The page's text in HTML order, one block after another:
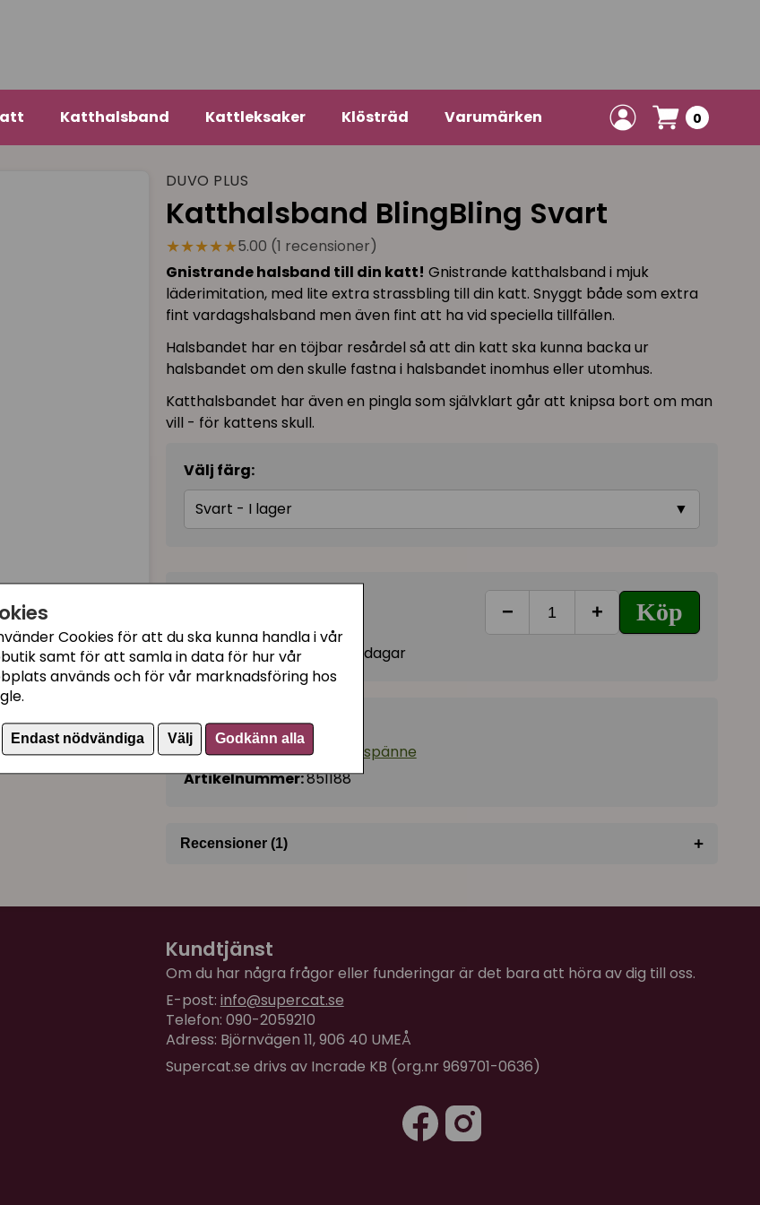
Cookies för att du ska kunna handla i vår
samt för att samla in data för hur vår
används och för vår marknadsföring hos
Endast nödvändiga Välj Godkänn alla
Katthalsband Kattleksaker Klösträd Varumärken 0
DUVO PLUS
Katthalsband BlingBling Svart
★★★★★5.00 (1 recensioner)
Gnistrande halsband till din katt! Gnistrande katthalsband i mjuk
läderimitation, med lite extra strassbling till din katt. Snyggt både som extra
fint vardagshalsband men även fint att ha vid speciella tillfällen.
Halsbandet har en töjbar resårdel så att din katt ska kunna backa ur
halsbandet om den skulle fastna i halsbandet inomhus eller utomhus.
Katthalsbandet har även en pingla som självklart går att knipsa bort om man
vill - för kattens skull.
Välj färg:
Svart - I lager
▼
− + Köp
I lager, leveranstid 1-3 vardagar
Kategorier:
Katthalsband med bältesspänne
Artikelnummer:851188
Recensioner (1) +
för 1 år sedan
Kundtjänst
Om du har några frågor eller funderingar är det bara att höra av dig till oss.
E-post: info@supercat.se
Telefon: 090-2059210
Adress: Björnvägen 11, 906 40 UMEÅ
Supercat.se drivs av Incrade KB (org.nr 969701-0636)